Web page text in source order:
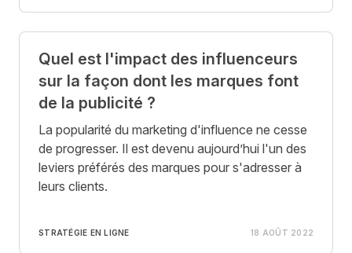
Quel est l'impact des influenceurs
sur la façon dont les marques font
de la publicité ?
La popularité du marketing d'influence ne cesse
de progresser. Il est devenu aujourd’hui l'un des
leviers préférés des marques pour s'adresser à
leurs clients.
STRATÉGIE EN LIGNE 18 AOÛT 2022